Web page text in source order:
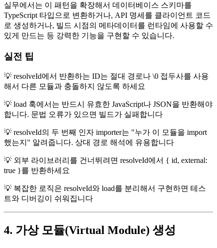
실무에서는 이 패턴을 확장해서 데이터베이스 스키마를
TypeScript 타입으로 변환하거나, API 명세를 클라이언트 코드
로 생성하거나, 빌드 시점의 메타데이터를 런타임에 사용할 수
있게 만드는 등 강력한 기능을 구현할 수 있습니다.
실전 팁
💡 resolveId에서 반환하는 ID는 절대 경로나 \0 접두사를 사용
해서 다른 모듈과 충돌하지 않도록 하세요
💡 load 훅에서는 반드시 유효한 JavaScript나 JSON을 반환해야
합니다. 문법 오류가 있으면 빌드가 실패합니다
💡 resolveId의 두 번째 인자 importer는 "누가 이 모듈을 import
했는지" 알려줍니다. 상대 경로 해석에 유용합니다
💡 외부 라이브러리를 건너뛰려면 resolveId에서 { id, external:
true }를 반환하세요
💡 복잡한 로직은 resolveId와 load를 분리해서 구현하면 테스
트와 디버깅이 쉬워집니다
4. 가상 모듈(Virtual Module) 생성